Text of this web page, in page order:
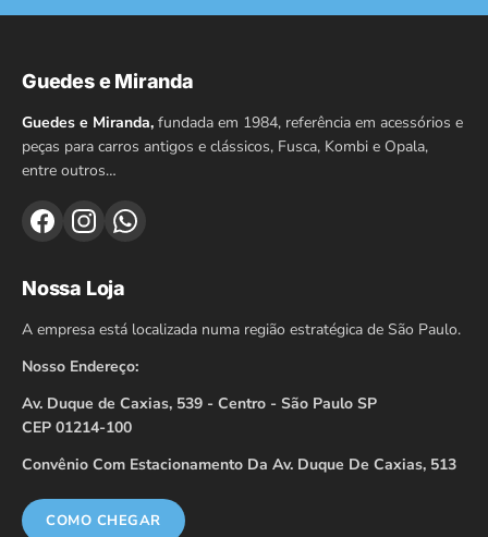
Guedes e Miranda
Guedes e Miranda, fundada em 1984, referência em acessórios e
peças para carros antigos e clássicos, Fusca, Kombi e Opala,
entre outros…
Nossa Loja
A empresa está localizada numa região estratégica de São Paulo.
Nosso Endereço:
Av. Duque de Caxias, 539 - Centro - São Paulo SP
CEP 01214-100
Convênio Com Estacionamento Da Av. Duque De Caxias, 513
COMO CHEGAR